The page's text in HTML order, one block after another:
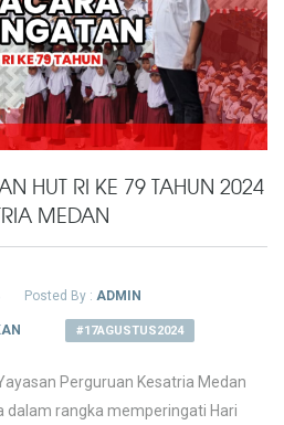
HUT RI KE 79 TAHUN 2024
MEDAN
Posted By : ADMIN
PERINGATAN
HUT
#17AGUSTUS2024
Perguruan Kesatria Medan
dalam rangka memperingati Hari